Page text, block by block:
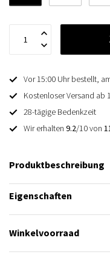
Vor 15:00 Uhr bestellt,
Kostenloser Versand ab
28-tägige Bedenkzeit
Wir erhalten 9.2/10 von
Produktbeschreibung
Eigenschaften
Winkelvoorraad